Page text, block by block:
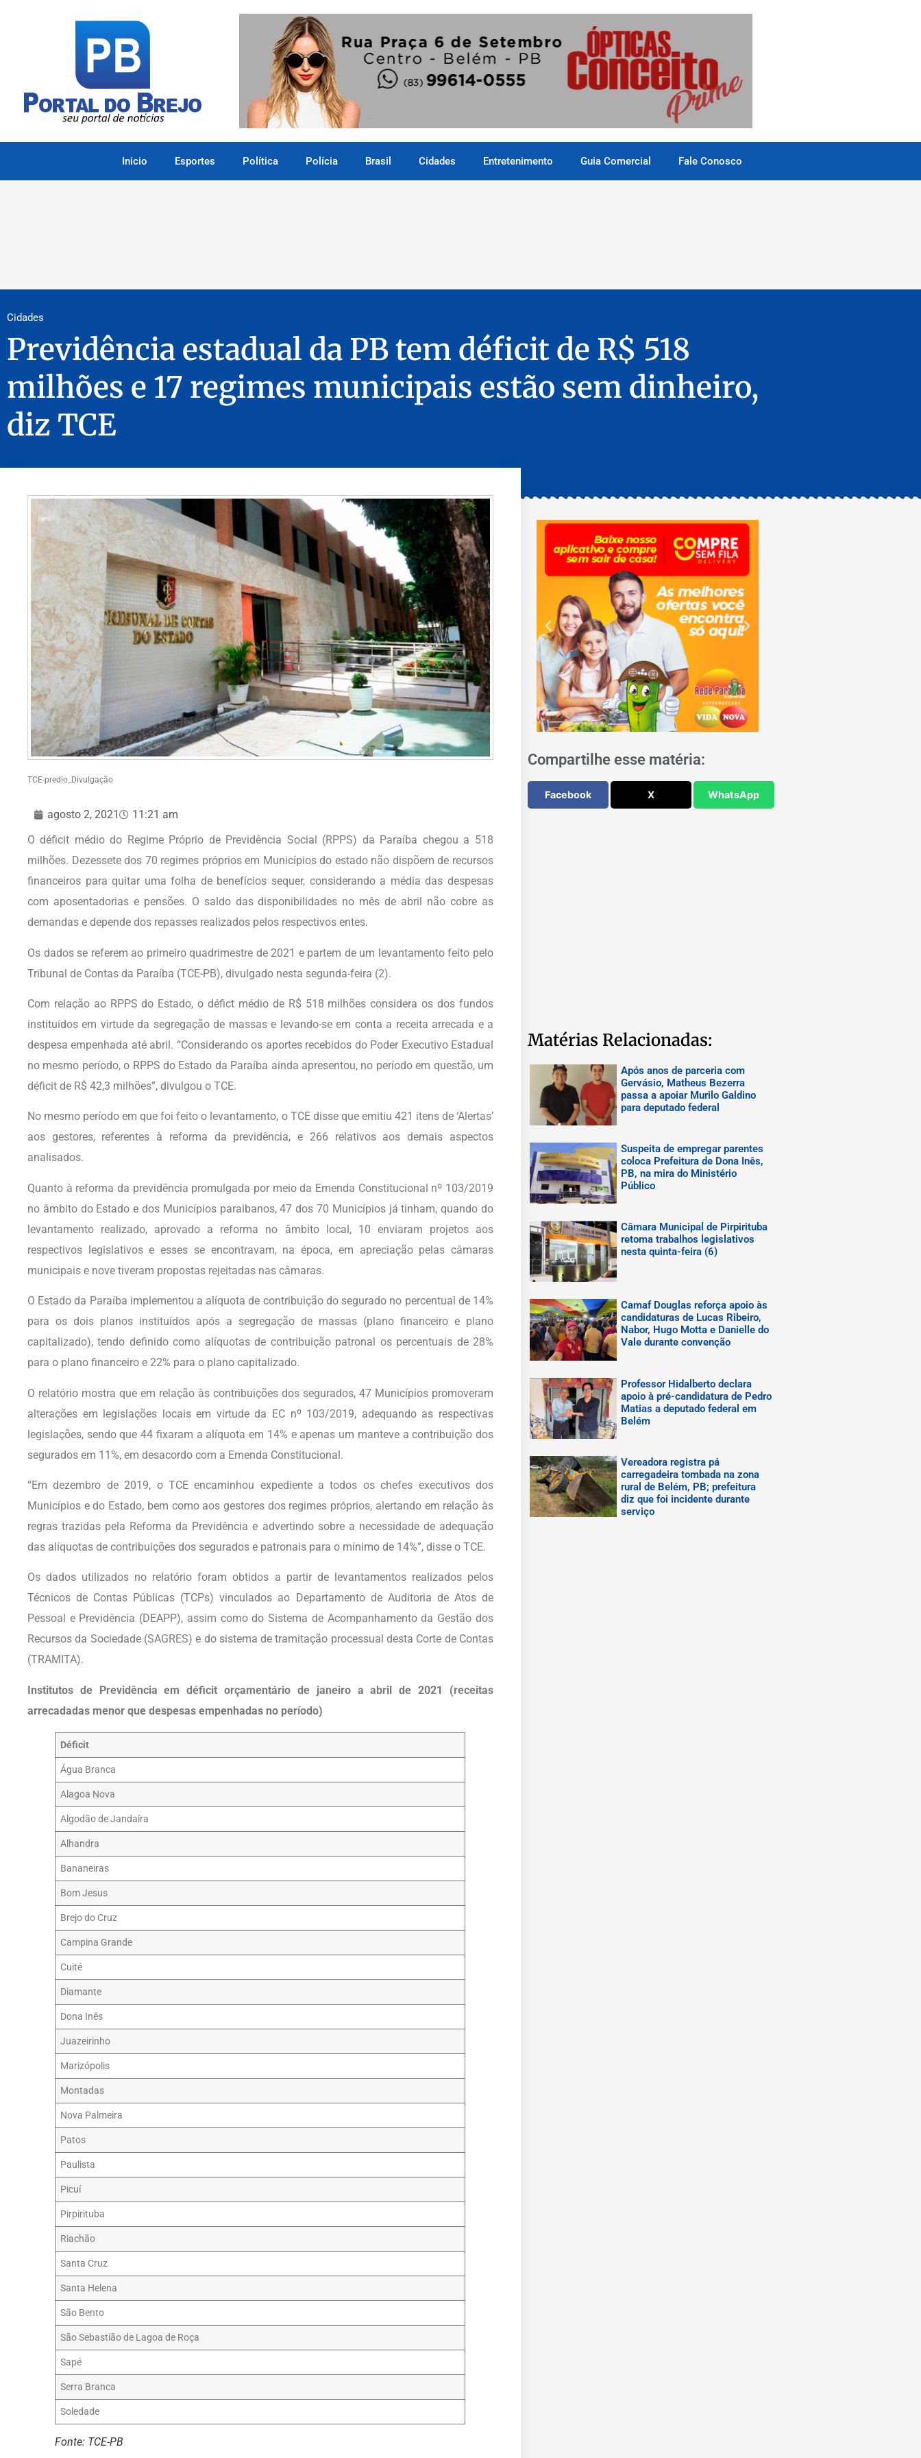
Inicio Esportes Política Polícia Brasil Cidades Entretenimento Guia Comercial Fale Conosco
Cidades
Previdência estadual da PB tem déficit de R$ 518
milhões e 17 regimes municipais estão sem dinheiro,
diz TCE
TCE-predio_Divulgação
agosto 2, 2021
11:21 am
O déficit médio do Regime Próprio de Previdência Social (RPPS) da Paraíba chegou a 518
milhões. Dezessete dos 70 regimes próprios em Municípios do estado não dispõem de recursos
financeiros para quitar uma folha de benefícios sequer, considerando a média das despesas
com aposentadorias e pensões. O saldo das disponibilidades no mês de abril não cobre as
demandas e depende dos repasses realizados pelos respectivos entes.
Os dados se referem ao primeiro quadrimestre de 2021 e partem de um levantamento feito pelo
Tribunal de Contas da Paraíba (TCE-PB), divulgado nesta segunda-feira (2).
Com relação ao RPPS do Estado, o défict médio de R$ 518 milhões considera os dos fundos
instituídos em virtude da segregação de massas e levando-se em conta a receita arrecada e a
despesa empenhada até abril. “Considerando os aportes recebidos do Poder Executivo Estadual
no mesmo período, o RPPS do Estado da Paraíba ainda apresentou, no período em questão, um
déficit de R$ 42,3 milhões”, divulgou o TCE.
No mesmo período em que foi feito o levantamento, o TCE disse que emitiu 421 itens de ‘Alertas’
aos gestores, referentes à reforma da previdência, e 266 relativos aos demais aspectos
analisados.
Quanto à reforma da previdência promulgada por meio da Emenda Constitucional nº 103/2019
no âmbito do Estado e dos Municípios paraibanos, 47 dos 70 Municípios já tinham, quando do
levantamento realizado, aprovado a reforma no âmbito local, 10 enviaram projetos aos
respectivos legislativos e esses se encontravam, na época, em apreciação pelas câmaras
municipais e nove tiveram propostas rejeitadas nas câmaras.
O Estado da Paraíba implementou a alíquota de contribuição do segurado no percentual de 14%
para os dois planos instituídos após a segregação de massas (plano financeiro e plano
capitalizado), tendo definido como alíquotas de contribuição patronal os percentuais de 28%
para o plano financeiro e 22% para o plano capitalizado.
O relatório mostra que em relação às contribuições dos segurados, 47 Municípios promoveram
alterações em legislações locais em virtude da EC nº 103/2019, adequando as respectivas
legislações, sendo que 44 fixaram a alíquota em 14% e apenas um manteve a contribuição dos
segurados em 11%, em desacordo com a Emenda Constitucional.
“Em dezembro de 2019, o TCE encaminhou expediente a todos os chefes executivos dos
Municípios e do Estado, bem como aos gestores dos regimes próprios, alertando em relação às
regras trazidas pela Reforma da Previdência e advertindo sobre a necessidade de adequação
das alíquotas de contribuições dos segurados e patronais para o mínimo de 14%”, disse o TCE.
Os dados utilizados no relatório foram obtidos a partir de levantamentos realizados pelos
Técnicos de Contas Públicas (TCPs) vinculados ao Departamento de Auditoria de Atos de
Pessoal e Previdência (DEAPP), assim como do Sistema de Acompanhamento da Gestão dos
Recursos da Sociedade (SAGRES) e do sistema de tramitação processual desta Corte de Contas
(TRAMITA).
Institutos de Previdência em déficit orçamentário de janeiro a abril de 2021 (receitas
arrecadadas menor que despesas empenhadas no período)
Déficit
Água Branca
Alagoa Nova
Algodão de Jandaíra
Alhandra
Bananeiras
Bom Jesus
Brejo do Cruz
Campina Grande
Cuité
Diamante
Dona Inês
Juazeirinho
Marizópolis
Montadas
Nova Palmeira
Patos
Paulista
Picuí
Pirpirituba
Riachão
Santa Cruz
Santa Helena
São Bento
São Sebastião de Lagoa de Roça
Sapé
Serra Branca
Soledade
Fonte: TCE-PB
Compartilhe esse matéria:
Facebook X WhatsApp
Matérias Relacionadas:
Após anos de parceria com
Gervásio, Matheus Bezerra
passa a apoiar Murilo Galdino
para deputado federal
Suspeita de empregar parentes
coloca Prefeitura de Dona Inês,
PB, na mira do Ministério
Público
Câmara Municipal de Pirpirituba
retoma trabalhos legislativos
nesta quinta-feira (6)
Camaf Douglas reforça apoio às
candidaturas de Lucas Ribeiro,
Nabor, Hugo Motta e Danielle do
Vale durante convenção
Professor Hidalberto declara
apoio à pré-candidatura de Pedro
Matias a deputado federal em
Belém
Vereadora registra pá
carregadeira tombada na zona
rural de Belém, PB; prefeitura
diz que foi incidente durante
serviço